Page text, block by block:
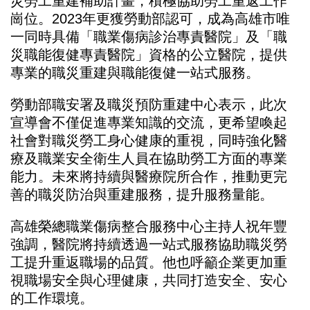
崗位。2023年更獲勞動部認可，成為高雄市唯
一同時具備「職業傷病診治專責醫院」及「職
災職能復健專責醫院」資格的公立醫院，提供
專業的職災重建與職能復健一站式服務。
勞動部職安署及職災預防重建中心表示，此次
宣導會不僅促進專業知識的交流，更希望喚起
社會對職災勞工身心健康的重視，同時強化醫
療及職業安全衛生人員在協助勞工方面的專業
能力。未來將持續與醫療院所合作，推動更完
善的職災防治與重建服務，提升服務量能。
高雄榮總職業傷病整合服務中心主持人祝年豐
強調，醫院將持續透過一站式服務協助職災勞
工提升重返職場的品質。他也呼籲企業更加重
視職場安全與心理健康，共同打造安全、安心
的工作環境。